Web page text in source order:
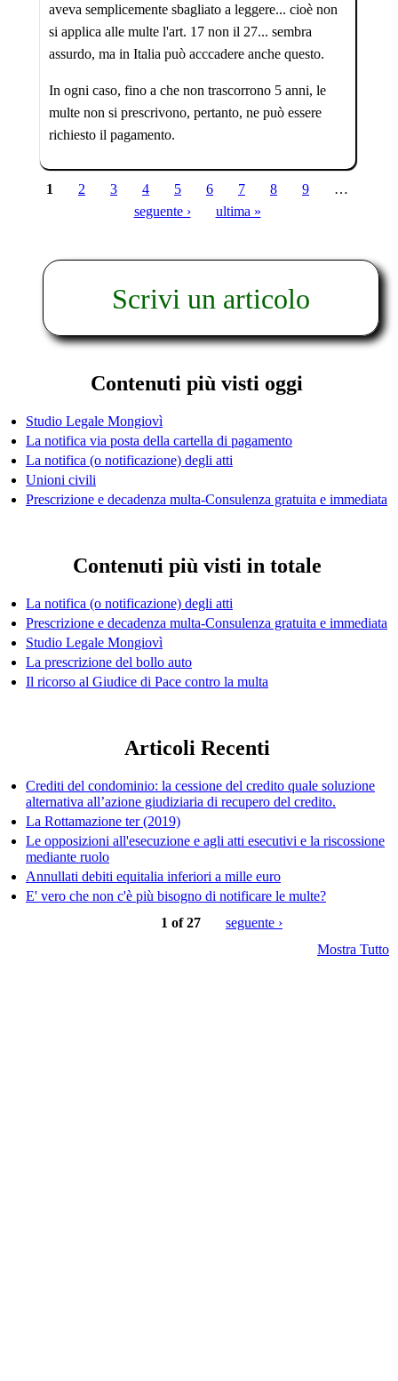
aveva semplicemente sbagliato a leggere... cioè non
si applica alle multe l'art. 17 non il 27... sembra
assurdo, ma in Italia può acccadere anche questo.
In ogni caso, fino a che non trascorrono 5 anni, le
multe non si prescrivono, pertanto, ne può essere
richiesto il pagamento.
Pagine
1 2 3 4 5 6 7 8 9
…
seguente ›
ultima »
Scrivi un articolo
Contenuti più visti oggi
Studio Legale Mongiovì
La notifica via posta della cartella di pagamento
La notifica (o notificazione) degli atti
Unioni civili
Prescrizione e decadenza multa-Consulenza gratuita e immediata
Contenuti più visti in totale
La notifica (o notificazione) degli atti
Prescrizione e decadenza multa-Consulenza gratuita e immediata
Studio Legale Mongiovì
La prescrizione del bollo auto
Il ricorso al Giudice di Pace contro la multa
Articoli Recenti
Crediti del condominio: la cessione del credito quale soluzione
alternativa all’azione giudiziaria di recupero del credito.
La Rottamazione ter (2019)
Le opposizioni all'esecuzione e agli atti esecutivi e la riscossione
mediante ruolo
Annullati debiti equitalia inferiori a mille euro
E' vero che non c'è più bisogno di notificare le multe?
1 of 27
seguente ›
Mostra Tutto